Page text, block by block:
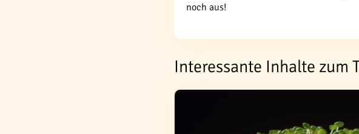
noch aus!
Interessante Inhalte zum